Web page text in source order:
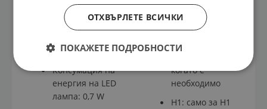
(5%)
Работно
15V DC
Консумация на
енергия на LED
лампа: 0,7 W
часа
Включени
инсталационни
когато е
необходимо
H1: само за H1
ОТХВЪРЛЕТЕ ВСИЧКИ
ПОКАЖЕТЕ ПОДРОБНОСТИ